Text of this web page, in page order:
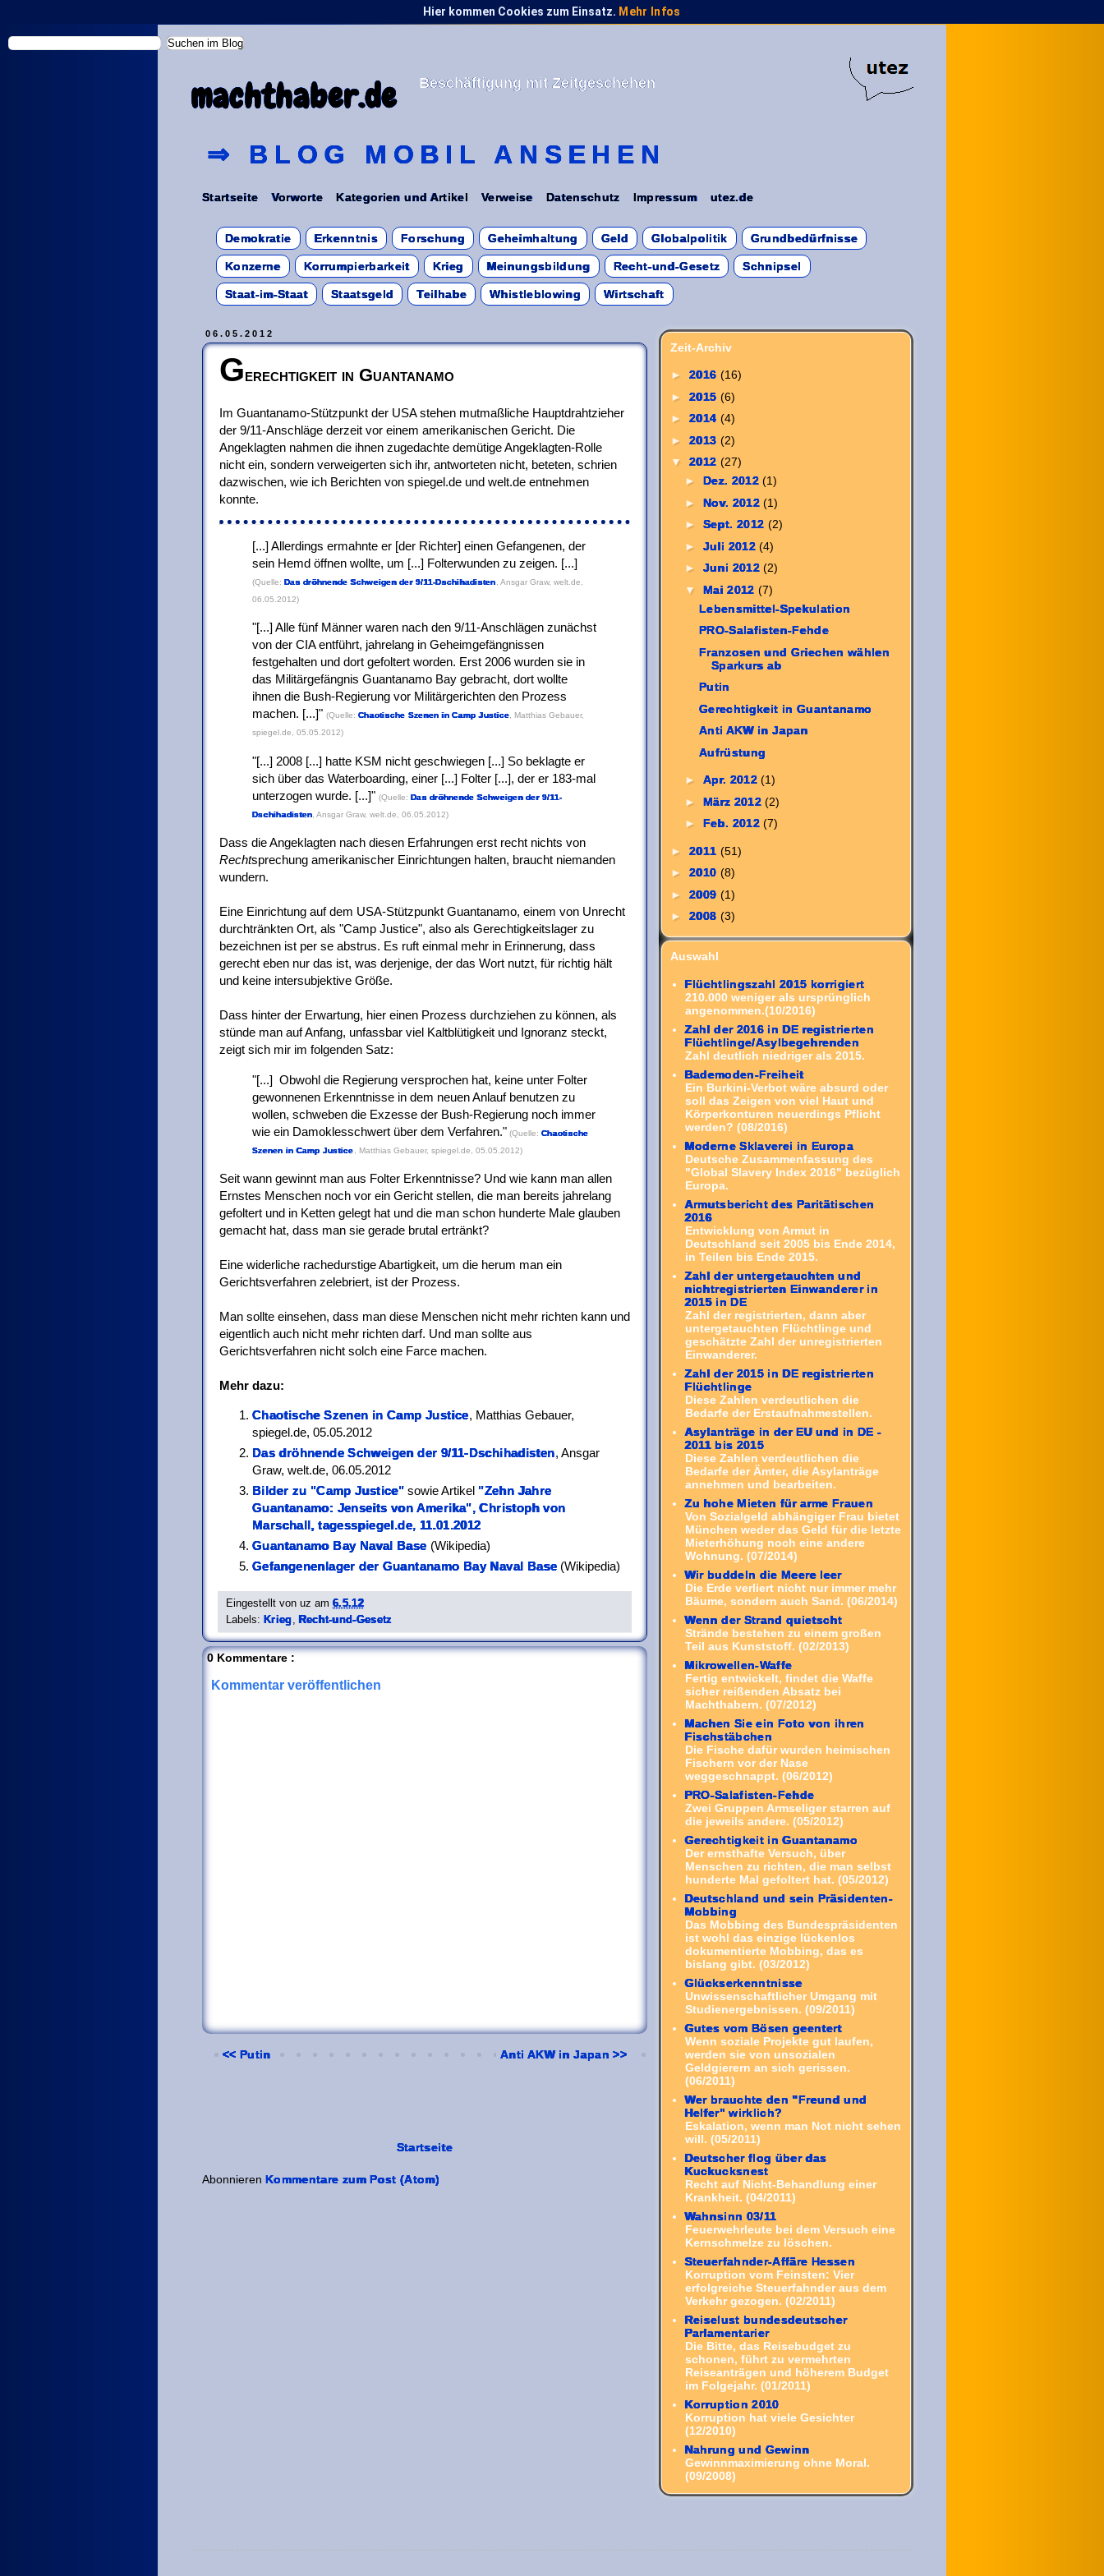
Hier kommen Cookies zum Einsatz. Mehr Infos
machthaber.de Beschäftigung mit Zeitgeschehen
⇒ BLOG MOBIL ANSEHEN
Startseite Vorworte Kategorien und Artikel Verweise Datenschutz Impressum utez.de
Demokratie Erkenntnis Forschung Geheimhaltung Geld Globalpolitik Grundbedürfnisse
Konzerne Korrumpierbarkeit Krieg Meinungsbildung Recht-und-Gesetz Schnipsel
Staat-im-Staat Staatsgeld Teilhabe Whistleblowing Wirtschaft
06.05.2012
Gerechtigkeit in Guantanamo
Im Guantanamo-Stützpunkt der USA stehen mutmaßliche Hauptdrahtzieher
der 9/11-Anschläge derzeit vor einem amerikanischen Gericht. Die
Angeklagten nahmen die ihnen zugedachte demütige Angeklagten-Rolle
nicht ein, sondern verweigerten sich ihr, antworteten nicht, beteten, schrien
dazwischen, wie ich Berichten von spiegel.de und welt.de entnehmen
konnte.
[...] Allerdings ermahnte er [der Richter] einen Gefangenen, der
sein Hemd öffnen wollte, um [...] Folterwunden zu zeigen. [...]
(Quelle: Das dröhnende Schweigen der 9/11-Dschihadisten , Ansgar Graw, welt.de,
06.05.2012)
[...] Alle fünf Männer waren nach den 9/11-Anschlägen zunächst
von der CIA entführt, jahrelang in Geheimgefängnissen
festgehalten und dort gefoltert worden. Erst 2006 wurden sie in
das Militärgefängnis Guantanamo Bay gebracht, dort wollte
ihnen die Bush-Regierung vor Militärgerichten den Prozess
machen. [...]
(Quelle: Chaotische Szenen in Camp Justice, Matthias Gebauer,
spiegel.de, 05.05.2012)
[...] 2008 [...] hatte KSM nicht geschwiegen [...] So beklagte er
sich über das Waterboarding, einer [...] Folter [...], der er 183-mal
unterzogen wurde. [...]
(Quelle: Das dröhnende Schweigen der 9/11-
Dschihadisten , Ansgar Graw, welt.de, 06.05.2012)
Dass die Angeklagten nach diesen Erfahrungen erst recht nichts von
Rechtsprechung amerikanischer Einrichtungen halten, braucht niemanden
wundern.
Eine Einrichtung auf dem USA-Stützpunkt Guantanamo, einem von Unrecht
durchtränkten Ort, als "Camp Justice", also als Gerechtigkeitslager zu
bezeichnen ist per se abstrus. Es ruft einmal mehr in Erinnerung, dass
gerecht eben nur das ist, was derjenige, der das Wort nutzt, für richtig hält
und keine intersubjektive Größe.
Dass hinter der Erwartung, hier einen Prozess durchziehen zu können, als
stünde man auf Anfang, unfassbar viel Kaltblütigkeit und Ignoranz steckt,
zeigt sich mir im folgenden Satz:
[...] Obwohl die Regierung versprochen hat, keine unter Folter
gewonnenen Erkenntnisse in dem neuen Anlauf benutzen zu
wollen, schweben die Exzesse der Bush-Regierung noch immer
wie ein Damoklesschwert über dem Verfahren.
(Quelle: Chaotische
Szenen in Camp Justice , Matthias Gebauer, spiegel.de, 05.05.2012)
Seit wann gewinnt man aus Folter Erkenntnisse? Und wie kann man allen
Ernstes Menschen noch vor ein Gericht stellen, die man bereits jahrelang
gefoltert und in Ketten gelegt hat und die man schon hunderte Male glauben
gemacht hat, dass man sie gerade brutal ertränkt?
Eine widerliche rachedurstige Abartigkeit, um die herum man ein
Gerichtsverfahren zelebriert, ist der Prozess.
Man sollte einsehen, dass man diese Menschen nicht mehr richten kann und
eigentlich auch nicht mehr richten darf. Und man sollte aus
Gerichtsverfahren nicht solch eine Farce machen.
Mehr dazu:
Chaotische Szenen in Camp Justice, Matthias Gebauer,
spiegel.de, 05.05.2012
Das dröhnende Schweigen der 9/11-Dschihadisten, Ansgar
Graw, welt.de, 06.05.2012
Bilder zu "Camp Justice" sowie Artikel "Zehn Jahre
Guantanamo: Jenseits von Amerika", Christoph von
Marschall, tagesspiegel.de, 11.01.2012
Guantanamo Bay Naval Base (Wikipedia)
Gefangenenlager der Guantanamo Bay Naval Base (Wikipedia)
Eingestellt von uz am 6.5.12
Labels: Krieg Recht-und-Gesetz
0 Kommentare :
Kommentar veröffentlichen
<< Putin Anti AKW in Japan >>
Startseite
Abonnieren Kommentare zum Post (Atom)
Zeit-Archiv
►2016 (16)
►2015 (6)
►2014 (4)
►2013 (2)
▼2012 (27)
► Dez. 2012(1)
► Nov. 2012(1)
► Sept. 2012 (2)
► Juli 2012(4)
► Juni 2012(2)
▼ Mai 2012(7)
Lebensmittel-Spekulation
PRO-Salafisten-Fehde
Franzosen und Griechen wählen
Sparkurs ab
Putin
Gerechtigkeit in Guantanamo
Anti AKW in Japan
Aufrüstung
► Apr. 2012(1)
► März 2012(2)
► Feb. 2012(7)
►2011 (51)
►2010 (8)
►2009 (1)
►2008 (3)
Auswahl
Flüchtlingszahl 2015 korrigiert
210.000 weniger als ursprünglich
angenommen.(10/2016)
Zahl der 2016 in DE registrierten
Flüchtlinge/Asylbegehrenden
Zahl deutlich niedriger als 2015.
Bademoden-Freiheit
Ein Burkini-Verbot wäre absurd oder
soll das Zeigen von viel Haut und
Körperkonturen neuerdings Pflicht
werden? (08/2016)
Moderne Sklaverei in Europa
Deutsche Zusammenfassung des
"Global Slavery Index 2016" bezüglich
Europa.
Armutsbericht des Paritätischen
2016
Entwicklung von Armut in
Deutschland seit 2005 bis Ende 2014,
in Teilen bis Ende 2015.
Zahl der untergetauchten und
nichtregistrierten Einwanderer in
2015 in DE
Zahl der registrierten, dann aber
untergetauchten Flüchtlinge und
geschätzte Zahl der unregistrierten
Einwanderer.
Zahl der 2015 in DE registrierten
Flüchtlinge
Diese Zahlen verdeutlichen die
Bedarfe der Erstaufnahmestellen.
Asylanträge in der EU und in DE -
2011 bis 2015
Diese Zahlen verdeutlichen die
Bedarfe der Ämter, die Asylanträge
annehmen und bearbeiten.
Zu hohe Mieten für arme Frauen
Von Sozialgeld abhängiger Frau bietet
München weder das Geld für die letzte
Mieterhöhung noch eine andere
Wohnung. (07/2014)
Wir buddeln die Meere leer
Die Erde verliert nicht nur immer mehr
Bäume, sondern auch Sand. (06/2014)
Wenn der Strand quietscht
Strände bestehen zu einem großen
Teil aus Kunststoff. (02/2013)
Mikrowellen-Waffe
Fertig entwickelt, findet die Waffe
sicher reißenden Absatz bei
Machthabern. (07/2012)
Machen Sie ein Foto von ihren
Fischstäbchen
Die Fische dafür wurden heimischen
Fischern vor der Nase
weggeschnappt. (06/2012)
PRO-Salafisten-Fehde
Zwei Gruppen Armseliger starren auf
die jeweils andere. (05/2012)
Gerechtigkeit in Guantanamo
Der ernsthafte Versuch, über
Menschen zu richten, die man selbst
hunderte Mal gefoltert hat. (05/2012)
Deutschland und sein Präsidenten-
Mobbing
Das Mobbing des Bundespräsidenten
ist wohl das einzige lückenlos
dokumentierte Mobbing, das es
bislang gibt. (03/2012)
Glückserkenntnisse
Unwissenschaftlicher Umgang mit
Studienergebnissen. (09/2011)
Gutes vom Bösen geentert
Wenn soziale Projekte gut laufen,
werden sie von unsozialen
Geldgierern an sich gerissen.
(06/2011)
Wer brauchte den "Freund und
Helfer" wirklich?
Eskalation, wenn man Not nicht sehen
will. (05/2011)
Deutscher flog über das
Kuckucksnest
Recht auf Nicht-Behandlung einer
Krankheit. (04/2011)
Wahnsinn 03/11
Feuerwehrleute bei dem Versuch eine
Kernschmelzezu löschen.
Steuerfahnder-Affäre Hessen
Korruption vom Feinsten: Vier
erfolgreiche Steuerfahnder aus dem
Verkehr gezogen. (02/2011)
Reiselust bundesdeutscher
Parlamentarier
Die Bitte, das Reisebudget zu
schonen, führt zu vermehrten
Reiseanträgen und höherem Budget
im Folgejahr. (01/2011)
Korruption 2010
Korruption hat viele Gesichter
(12/2010)
Nahrung und Gewinn
Gewinnmaximierung ohne Moral.
(09/2008)